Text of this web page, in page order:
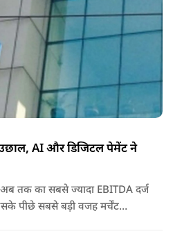
AI और डिजिटल पेमेंट ने
तक का सबसे ज्यादा EBITDA दर्ज
पीछे सबसे बड़ी वजह मर्चेंट